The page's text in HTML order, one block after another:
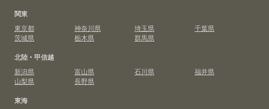
関東
東京都
神奈川県 埼玉県
千葉県
茨城県
栃木県
群馬県
北陸・甲信越
新潟県
富山県 石川県
福井県
山梨県
長野県
東海